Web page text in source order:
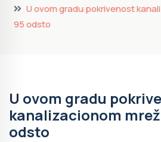
U ovom gradu pokrivenost
95 odsto
U ovom gradu
kanalizacionom
odsto